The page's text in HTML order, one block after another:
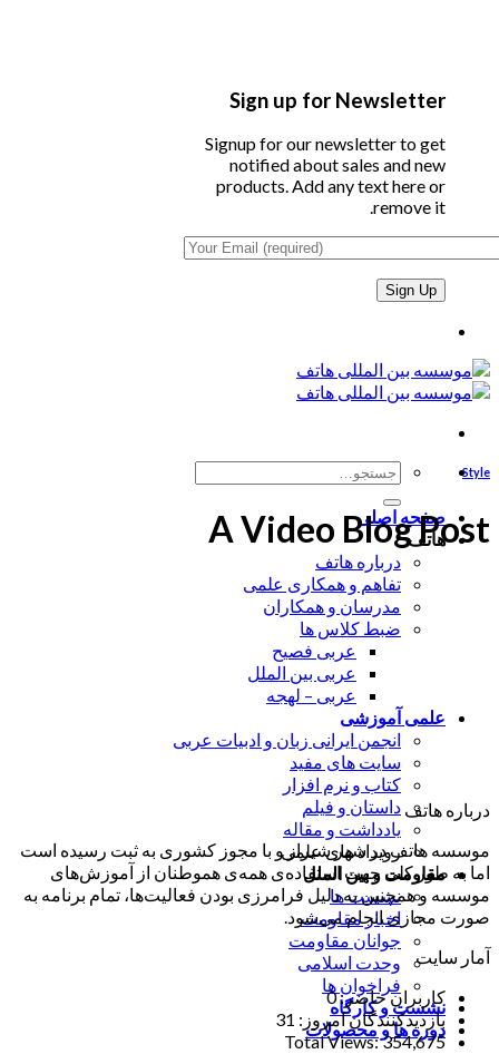
Sign up for Newsletter
Signup for our newsletter to get
notified about sales and new
products. Add any text here or
remove it.
جستجو
صفحه اصلی
هاتف
درباره هاتف
تفاهم و همکاری علمی
مدرسان و همکاران
ضبط کلاس ها
عربی فصیح
عربی بین الملل
عربی – لهجه
علمی آموزشی
انجمن ایرانی زبان و ادبیات عربی
سایت های مفید
کتاب و نرم افزار
داستان و فیلم
یادداشت و مقاله
رویداد های علمی
مقاومت و بین الملل
نشست ها
اخبار مقاومت
جوانان مقاومت
وحدت اسلامی
فراخوان ها
نشست و کارگاه
دوره ها و محصولات
Style
A Video Blog Post
درباره هاتف
موسسه هاتف در شهر شیراز و با مجوز کشوری به ثبت رسیده است
اما به طور کلی جهت استفاده‌ی همه‌ی هموطنان از آموزش‌های
موسسه و همچنین به دلیل فرامرزی بودن فعالیت‌ها، تمام برنامه به
صورت مجازی انجام می‌شود.
آمار سایت
کاربران حاضر:0
بازدیدکنندگان امروز: 31
Total Views:354,675